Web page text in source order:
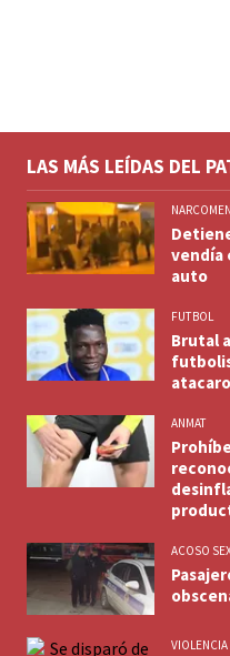
LAS MÁS LEÍDAS DEL
vendía
auto
FUTBOL
Brutal
ANMAT
ACOSO
VIOLENCIA